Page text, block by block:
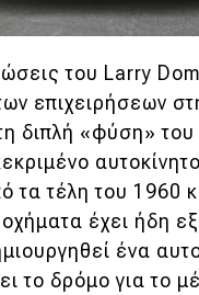
του Larry
επιχειρήσεων
διπλή «φύση» του
τα τέλη του 1960
έχει ήδη
ένα
το δρόμο για το